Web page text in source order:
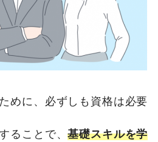
めに、必ずしも資格は必要
ることで、基礎スキルを学